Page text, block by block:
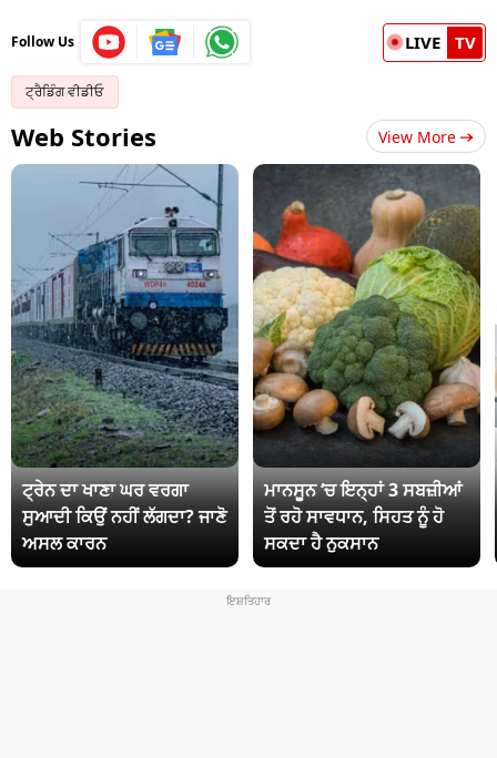
Follow Us LIVE TV
ਟ੍ਰੈਡਿੰਗ ਵੀਡੀਓ
Web Stories View More
ਟ੍ਰੇਨ ਦਾ ਖਾਣਾ ਘਰ ਵਰਗਾ
ਸੁਆਦੀ ਕਿਉਂ ਨਹੀਂ ਲੱਗਦਾ? ਜਾਣੋ
ਅਸਲ ਕਾਰਨ
ਮਾਨਸੂਨ ‘ਚ ਇਨ੍ਹਾਂ 3 ਸਬਜ਼ੀਆਂ
ਤੋਂ ਰਹੋ ਸਾਵਧਾਨ, ਸਿਹਤ ਨੂੰ ਹੋ
ਸਕਦਾ ਹੈ ਨੁਕਸਾਨ